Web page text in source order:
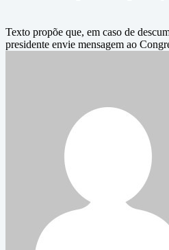
Texto propõe que, em caso de
presidente envie mensagem ao